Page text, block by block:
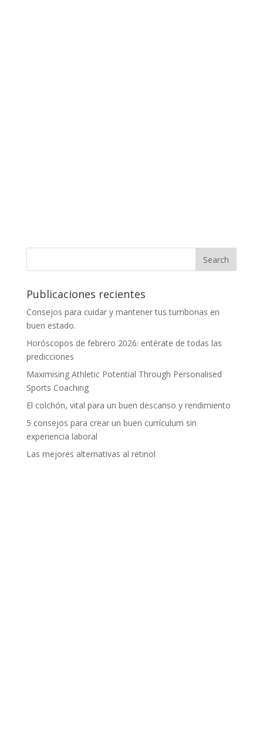
Publicaciones recientes
Consejos para cuidar y mantener tus tumbonas en
buen estado.
Horóscopos de febrero 2026: entérate de todas las
predicciones
Maximising Athletic Potential Through Personalised
Sports Coaching
El colchón, vital para un buen descanso y rendimiento
5 consejos para crear un buen currículum sin
experiencia laboral
Las mejores alternativas al retinol